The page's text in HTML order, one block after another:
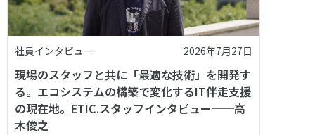
社員インタビュー 2026年7月27日
現場のスタッフと共に「最適な技術」を開発す
る。エコシステムの構築で変化するIT伴走支援
の現在地。ETIC.スタッフインタビュー──高
木俊之